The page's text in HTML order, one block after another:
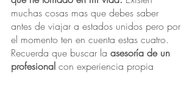
muchas cosas mas que debes saber
antes de viajar a estados unidos pero por
el momento ten en cuenta estas cuatro.
Recuerda que buscar la asesoría de un
profesional con experiencia propia